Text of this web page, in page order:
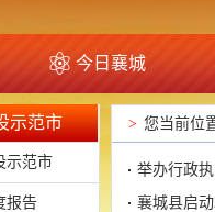
今日襄城
示范市
示范市
报告
> 您当前位
举办行政
襄城县启